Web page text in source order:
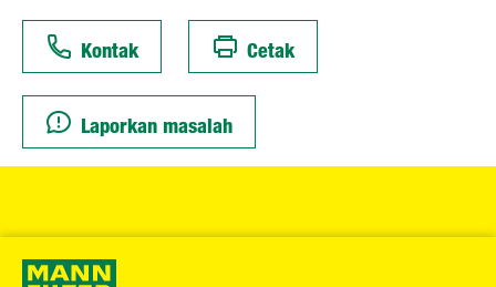
Kontak Cetak
Laporkan masalah